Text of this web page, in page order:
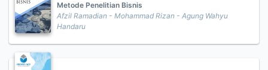
Metode Penelitian Bisnis
Afzil Ramadian - Mohammad Rizan - Agung Wahyu
Handaru